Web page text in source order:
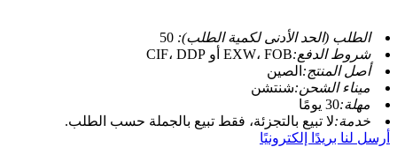
الطلب (الحد الأدنى لكمية الطلب):
شروط الدفع:EXW، FOB أو CIF، DDP
أصل المنتج: الصين
ميناء الشحن:شنتشن
مهلة:30 يومًا
خدمة:لا تبيع بالتجزئة، فقط تبيع بالجملة حسب الطلب.
أرسل لنا بريدًا إلكترونيًا